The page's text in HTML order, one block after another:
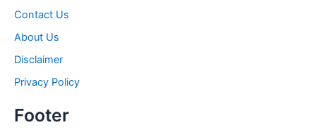
Contact Us
About Us
Disclaimer
Privacy Policy
Footer